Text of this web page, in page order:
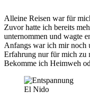
Alleine Reisen war für
Zuvor hatte ich bereits
unternommen und wagte
Anfangs war ich mir noch
Erfahrung nur für mich zu
Bekomme ich Heimweh
El Nido